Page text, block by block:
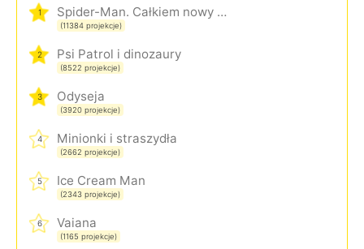
1 Spider-Man. Całkiem nowy dzień
(11384 projekcje)
2 Psi Patrol i dinozaury
(8522 projekcje)
3 Odyseja
(3920 projekcje)
4 Minionki i straszydła
(2662 projekcje)
5 Ice Cream Man
(2343 projekcje)
6 Vaiana
(1165 projekcje)